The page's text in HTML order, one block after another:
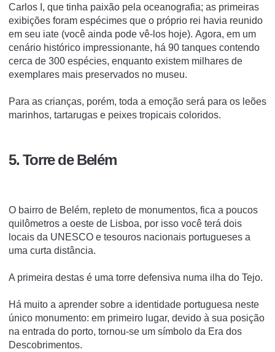
Carlos I, que tinha paixão pela oceanografia; as primeiras
exibições foram espécimes que o próprio rei havia reunido
em seu iate (você ainda pode vê-los hoje). Agora, em um
cenário histórico impressionante, há 90 tanques contendo
cerca de 300 espécies, enquanto existem milhares de
exemplares mais preservados no museu.
Para as crianças, porém, toda a emoção será para os leões
marinhos, tartarugas e peixes tropicais coloridos.
5. Torre de Belém
O bairro de Belém, repleto de monumentos, fica a poucos
quilômetros a oeste de Lisboa, por isso você terá dois
locais da UNESCO e tesouros nacionais portugueses a
uma curta distância.
A primeira destas é uma torre defensiva numa ilha do Tejo.
Há muito a aprender sobre a identidade portuguesa neste
único monumento: em primeiro lugar, devido à sua posição
na entrada do porto, tornou-se um símbolo da Era dos
Descobrimentos.